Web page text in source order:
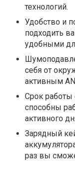
технологий.
Удобство и
подходить
удобными
себя от
активным
Срок работы
способны
активного
Зарядный
раз вы